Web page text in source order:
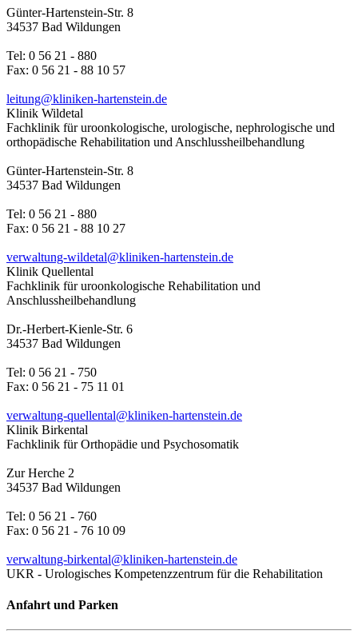
Günter-Hartenstein-Str. 8
34537 Bad Wildungen
Tel: 0 56 21 - 880
Fax: 0 56 21 - 88 10 57
leitung@kliniken-hartenstein.de
Klinik Wildetal
Fachklinik für uroonkologische, urologische, nephrologische und
orthopädische Rehabilitation und Anschlussheilbehandlung
Günter-Hartenstein-Str. 8
34537 Bad Wildungen
Tel: 0 56 21 - 880
Fax: 0 56 21 - 88 10 27
verwaltung-wildetal@kliniken-hartenstein.de
Klinik Quellental
Fachklinik für uroonkologische Rehabilitation und
Anschlussheilbehandlung
Dr.-Herbert-Kienle-Str. 6
34537 Bad Wildungen
Tel: 0 56 21 - 750
Fax: 0 56 21 - 75 11 01
verwaltung-quellental@kliniken-hartenstein.de
Klinik Birkental
Fachklinik für Orthopädie und Psychosomatik
Zur Herche 2
34537 Bad Wildungen
Tel: 0 56 21 - 760
Fax: 0 56 21 - 76 10 09
verwaltung-birkental@kliniken-hartenstein.de
UKR - Urologisches Kompetenzzentrum für die Rehabilitation
Anfahrt und Parken